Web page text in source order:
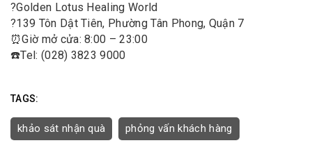
?Golden Lotus Healing World
?139 Tôn Dật Tiên, Phường Tân Phong, Quận 7
⏰Giờ mở cửa: 8:00 – 23:00
☎️Tel: (028) 3823 9000
TAGS:
khảo sát nhận quà phỏng vấn khách hàng